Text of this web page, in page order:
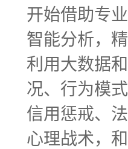
开始借助专
智能分析，
利用大数据
况、行为模
信用惩戒、
心理战术，